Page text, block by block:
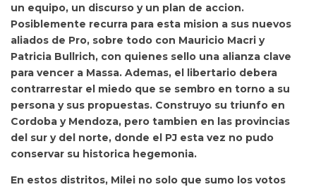
un equipo, un discurso y un plan de accion.
Posiblemente recurra para esta mision a sus nuevos
aliados de Pro, sobre todo con Mauricio Macri y
Patricia Bullrich, con quienes sello una alianza clave
para vencer a Massa. Ademas, el libertario debera
contrarrestar el miedo que se sembro en torno a su
persona y sus propuestas. Construyo su triunfo en
Cordoba y Mendoza, pero tambien en las provincias
del sur y del norte, donde el PJ esta vez no pudo
conservar su historica hegemonia.
En estos distritos, Milei no solo que sumo los votos